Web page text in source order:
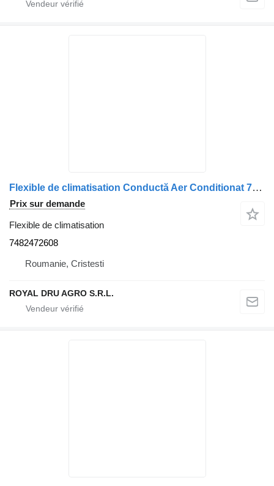
Flexible de climatisation Conductă Aer Conditionat 7482472608 pour camion Renault
Prix sur demande
Flexible de climatisation
7482472608
Roumanie, Cristesti
ROYAL DRU AGRO S.R.L.